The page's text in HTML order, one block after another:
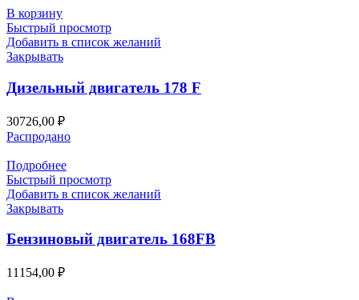
В корзину
Быстрый просмотр
Добавить в список желаний
Закрывать
Дизельный двигатель 178 F
30726,00 ₽
Распродано
Подробнее
Быстрый просмотр
Добавить в список желаний
Закрывать
Бензиновый двигатель 168FB
11154,00 ₽